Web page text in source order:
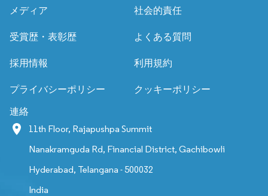
メディア 社会的責任
受賞歴・表彰歴 よくある質問
採用情報 利用規約
プライバシーポリシー クッキーポリシー
連絡
11th Floor, Rajapushpa Summit
Nanakramguda Rd, Financial District, Gachibowli
Hyderabad, Telangana - 500032
India